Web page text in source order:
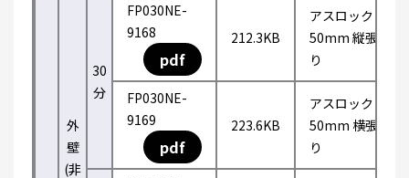
外
壁
(非
30
分
FP030NE-
9168
pdf
212.3KB
アスロック
50mm 縦張
り
FP030NE-
9169
pdf
223.6KB
アスロック
50mm 横張
り